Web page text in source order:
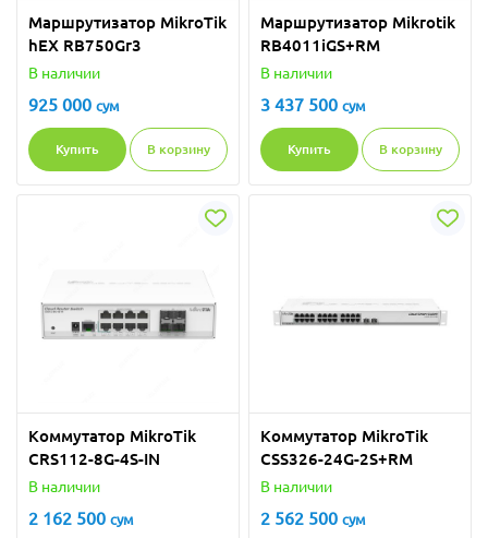
Маршрутизатор MikroTik
hEX RB750Gr3
В наличии
925 000 сум
Купить В корзину
Маршрутизатор Mikrotik
RB4011iGS+RM
В наличии
3 437 500 сум
Купить В корзину
Коммутатор MikroTik
CRS112-8G-4S-IN
В наличии
2 162 500 сум
Коммутатор MikroTik
CSS326-24G-2S+RM
В наличии
2 562 500 сум